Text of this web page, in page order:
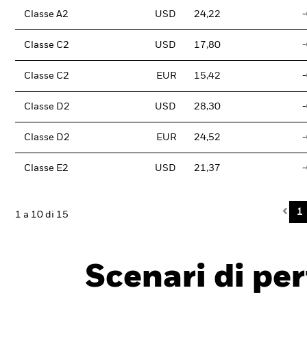
Classe A2 USD 24,22
Classe C2 USD 17,80
Classe C2 EUR 15,42
Classe D2 USD 28,30
Classe D2 EUR 24,52
Classe E2 USD 21,37
1 a 10 di 15 1
Scenari di